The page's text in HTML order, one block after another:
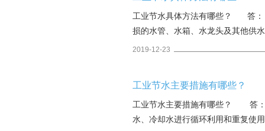
工业节水具体方法有哪些？ 答：
损的水管、水箱、水龙头及其他
内将水循环使用。&n
2019-12-23
工业节水主要措施有哪些？
工业节水主要措施有哪些？ 答
水、冷却水进行循环利用和重复